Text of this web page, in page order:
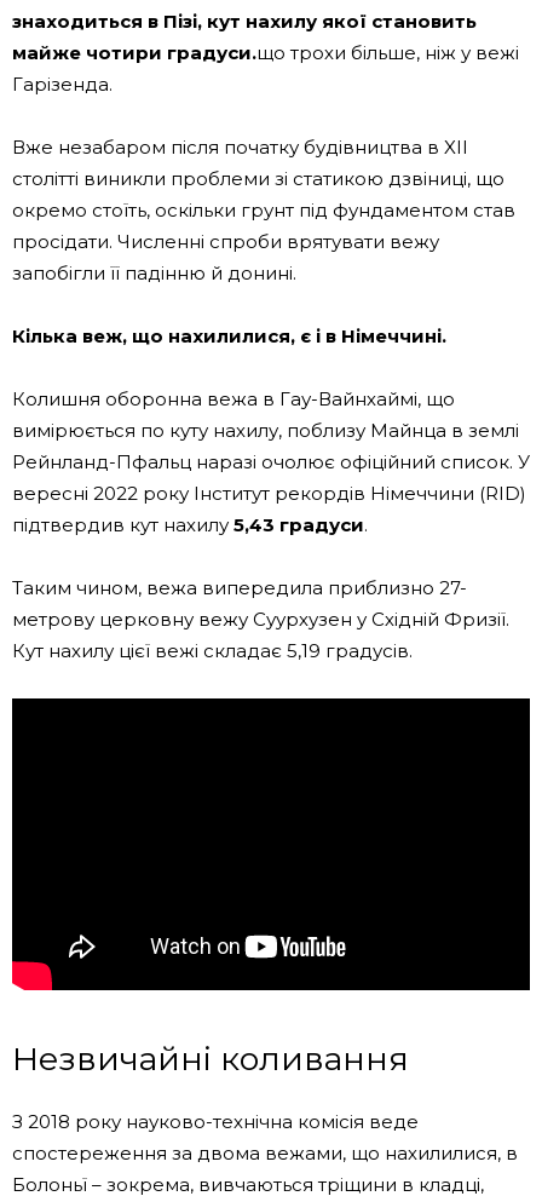
знаходиться в Пізі, кут нахилу якої становить
майже чотири градуси.що трохи більше, ніж у вежі
Гарізенда.
Вже незабаром після початку будівництва в XII
столітті виникли проблеми зі статикою дзвіниці, що
окремо стоїть, оскільки грунт під фундаментом став
просідати. Численні спроби врятувати вежу
запобігли її падінню й донині.
Кілька веж, що нахилилися, є і в Німеччині.
Колишня оборонна вежа в Гау-Вайнхаймі, що
вимірюється по куту нахилу, поблизу Майнца в землі
Рейнланд-Пфальц наразі очолює офіційний список. У
вересні 2022 року Інститут рекордів Німеччини (RID)
підтвердив кут нахилу 5,43 градуси.
Таким чином, вежа випередила приблизно 27-
метрову церковну вежу Суурхузен у Східній Фризії.
Кут нахилу цієї вежі складає 5,19 градусів.
Незвичайні коливання
З 2018 року науково-технічна комісія веде
спостереження за двома вежами, що нахилилися, в
Болоньї – зокрема, вивчаються тріщини в кладці,